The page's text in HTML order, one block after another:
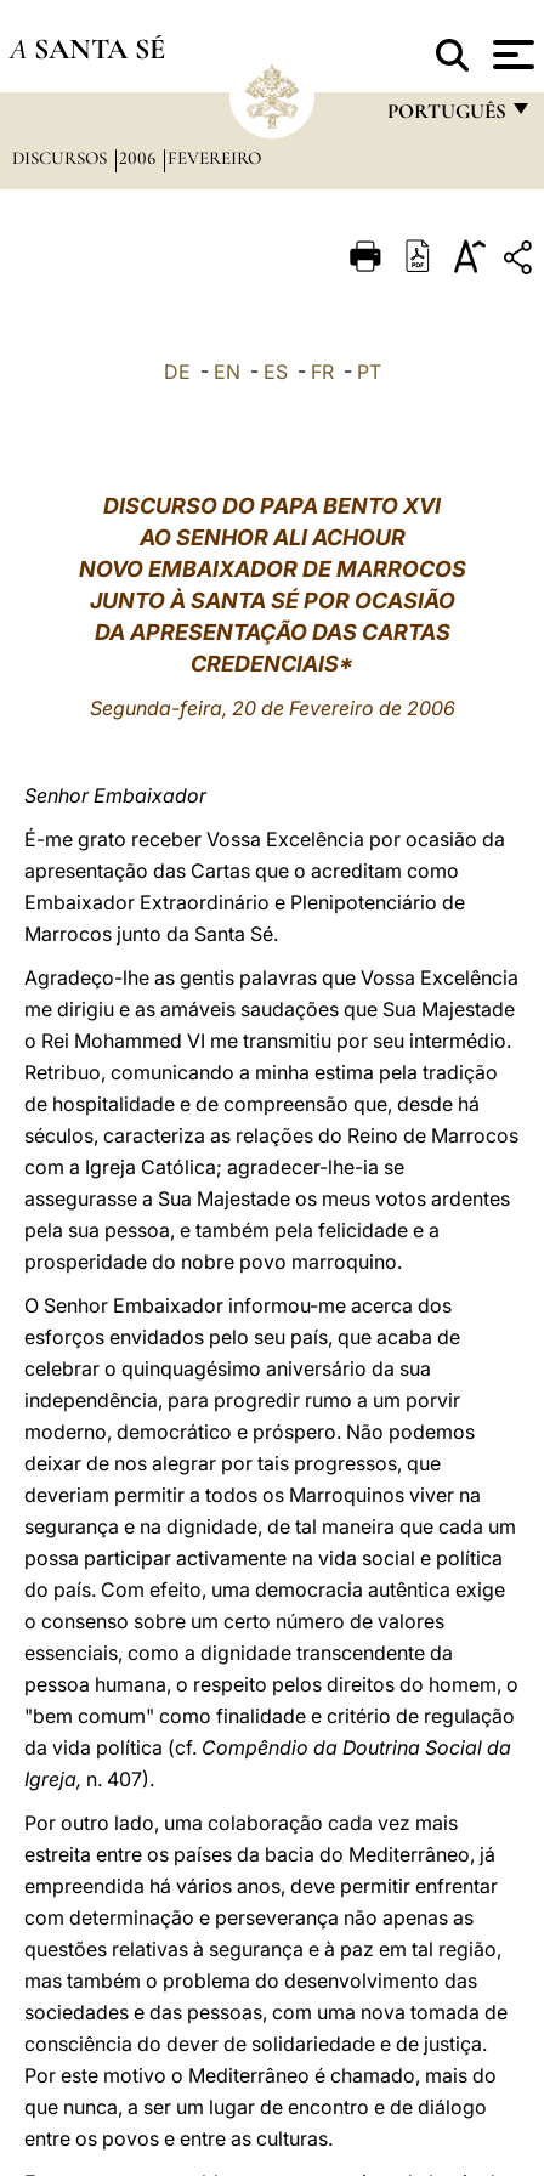
A SANTA SÉ
PORTUGUÊS
ITALIANO
中文
LATINE
DISCURSOS 2006 FEVEREIRO
DE - EN - ES- FR- PT
DISCURSO DO PAPA BENTO XVI
AO SENHOR ALI ACHOUR
NOVO EMBAIXADOR DE MARROCOS
JUNTO À SANTA SÉ POR OCASIÃO
DA APRESENTAÇÃO DAS CARTAS
CREDENCIAIS*
Segunda-feira, 20 de Fevereiro de 2006
Senhor Embaixador
É-me grato receber Vossa Excelência por ocasião da
apresentação das Cartas que o acreditam como
Embaixador Extraordinário e Plenipotenciário de
Marrocos junto da Santa Sé.
Agradeço-lhe as gentis palavras que Vossa Excelência
me dirigiu e as amáveis saudações que Sua Majestade
o Rei Mohammed VI me transmitiu por seu intermédio.
Retribuo, comunicando a minha estima pela tradição
de hospitalidade e de compreensão que, desde há
séculos, caracteriza as relações do Reino de Marrocos
com a Igreja Católica; agradecer-lhe-ia se
assegurasse a Sua Majestade os meus votos ardentes
pela sua pessoa, e também pela felicidade e a
prosperidade do nobre povo marroquino.
O Senhor Embaixador informou-me acerca dos
esforços envidados pelo seu país, que acaba de
celebrar o quinquagésimo aniversário da sua
independência, para progredir rumo a um porvir
moderno, democrático e próspero. Não podemos
deixar de nos alegrar por tais progressos, que
deveriam permitir a todos os Marroquinos viver na
segurança e na dignidade, de tal maneira que cada um
possa participar activamente na vida social e política
do país. Com efeito, uma democracia autêntica exige
o consenso sobre um certo número de valores
essenciais, como a dignidade transcendente da
pessoa humana, o respeito pelos direitos do homem, o
"bem comum" como finalidade e critério de regulação
da vida política (cf. Compêndio da Doutrina Social da
Igreja, n. 407).
Por outro lado, uma colaboração cada vez mais
estreita entre os países da bacia do Mediterrâneo, já
empreendida há vários anos, deve permitir enfrentar
com determinação e perseverança não apenas as
questões relativas à segurança e à paz em tal região,
mas também o problema do desenvolvimento das
sociedades e das pessoas, com uma nova tomada de
consciência do dever de solidariedade e de justiça.
Por este motivo o Mediterrâneo é chamado, mais do
que nunca, a ser um lugar de encontro e de diálogo
entre os povos e entre as culturas.